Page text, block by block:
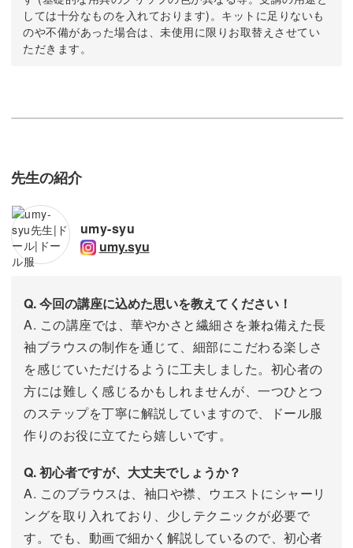
しては十分なものを入れております)。キットに足りないも
のや不備があった場合は、未使用に限りお取替えさせてい
ただきます。
先生の紹介
umy-syu
umy.syu
Q. 今回の講座に込めた思いを教えてください！
A. この講座では、華やかさと繊細さを兼ね備えた長
袖ブラウスの制作を通じて、細部にこだわる楽しさ
を感じていただけるように工夫しました。初心者の
方には難しく感じるかもしれませんが、一つひとつ
のステップを丁寧に解説していますので、ドール服
作りのお役に立てたら嬉しいです。
Q. 初心者ですが、大丈夫でしょうか？
A. このブラウスは、袖口や襟、ウエストにシャーリ
ングを取り入れており、少しテクニックが必要で
す。でも、動画で細かく解説しているので、初心者